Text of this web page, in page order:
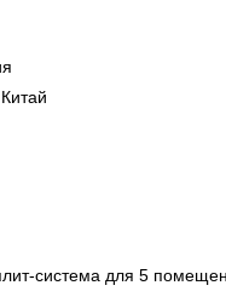
Китай
система для 5